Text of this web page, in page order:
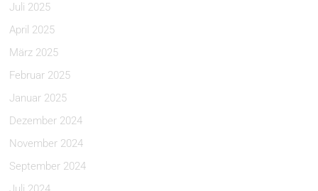
Juli 2025
April 2025
März 2025
Februar 2025
Januar 2025
Dezember 2024
November 2024
September 2024